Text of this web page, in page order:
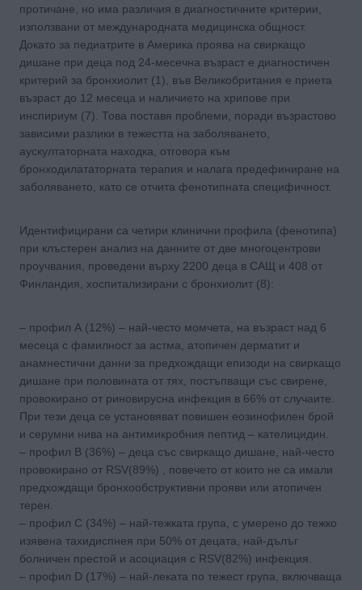
протичане, но има различия в диагностичните критерии,
използвани от международната медицинска общност.
Докато за педиатрите в Америка проява на свиркащо
дишане при деца под 24-месечна възраст е диагностичен
критерий за бронхиолит (1), във Великобритания е приета
възраст до 12 месеца и наличието на хрипове при
инспириум (7). Това поставя проблеми, поради възрастово
зависими разлики в тежестта на заболяването,
аускултаторната находка, отговора към
бронходилататорната терапия и налага предефиниране на
заболяването, като се отчита фенотипната специфичност.
Идентифицирани са четири клинични профила (фенотипа)
при клъстерен анализ на данните от две многоцентрови
проучвания, проведени върху 2200 деца в САЩ и 408 от
Финландия, хоспитализирани с бронхиолит (8):
– профил А (12%) – най-често момчета, на възраст над 6
месеца с фамилност за астма, атопичен дерматит и
анамнестични данни за предхождащи епизоди на свиркащо
дишане при половината от тях, постъпващи със свирене,
провокирано от риновирусна инфекция в 66% от случаите.
При тези деца се установяват повишен еозинофилен брой
и серумни нива на антимикробния пептид – кателицидин.
– профил В (36%) – деца със свиркащо дишане, най-често
провокирано от RSV(89%) , повечето от които не са имали
предхождащи бронхообструктивни прояви или атопичен
терен.
– профил С (34%) – най-тежката група, с умерено до тежко
изявена тахидиспнея при 50% от децата, най-дълъг
болничен престой и асоциация с RSV(82%) инфекция.
– профил D (17%) – най-леката по тежест група, включваща